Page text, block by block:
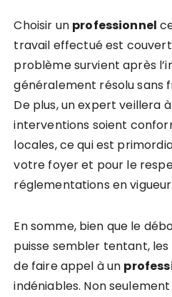
Choisir un professionnel
travail effectué est couvert
problème survient après
généralement résolu sans
De plus, un expert veillera
interventions soient
locales, ce qui est
votre foyer et pour le
réglementations en vigueur.
En somme, bien que le
puisse sembler tentant,
de faire appel à un
indéniables. Non